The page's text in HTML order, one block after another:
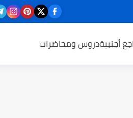
أجنبيةدروس ومحاضرات